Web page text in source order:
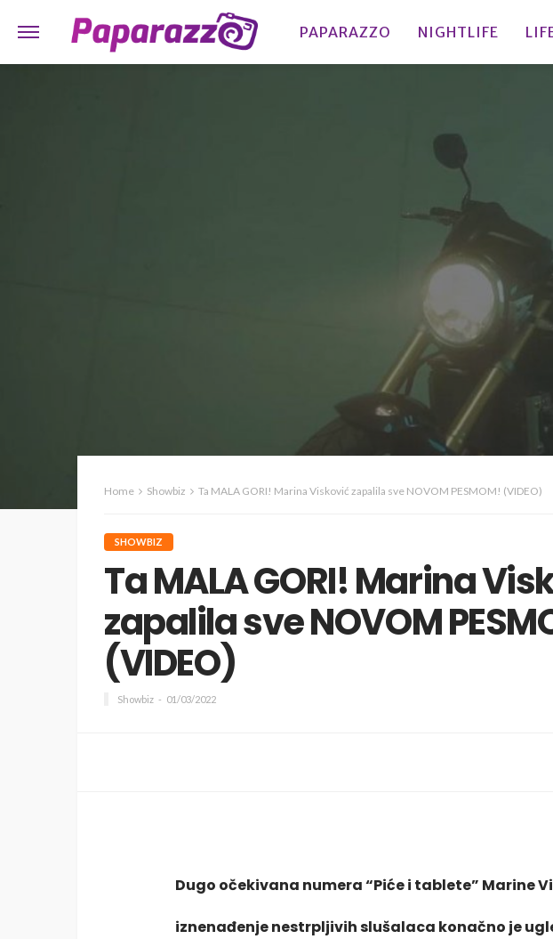
PAPARAZZO NIGHTLIFE
Home Showbiz Ta MALA GORI! Marina Visković zapalila sve NOVOM PESMOM! (VIDEO)
SHOWBIZ
Ta MALA GORI! Marina
zapalila sve NOVOM
(VIDEO)
Showbiz 01/03/2022
Dugo očekivana numera “Piće i tablete” Marine
iznenađenje nestrpljivih slušalaca konačno je